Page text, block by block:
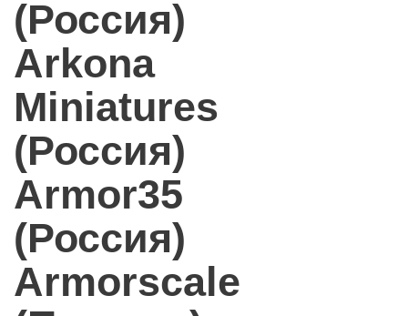
(Россия)
Arkona
Miniatures
(Россия)
Armor35
(Россия)
Armorscale